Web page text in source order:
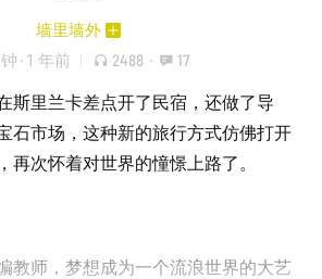
墙里墙外
· 1 年前 2488 · 17
斯里兰卡差点开了民宿，还做了导
石市场，这种新的旅行方式仿佛打开
再次怀着对世界的憧憬上路了。
教师，梦想成为一个流浪世界的大艺